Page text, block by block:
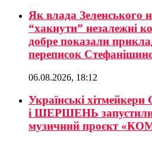
Як влада Зеленського
“хакнути” незалежні
добре показали
переписок
06.08.2026, 18:12
Українські
і ШЕРШЕНЬ запустили
музичний проєкт